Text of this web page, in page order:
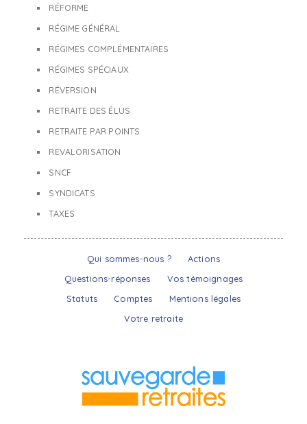
RÉFORME
RÉGIME GÉNÉRAL
RÉGIMES COMPLÉMENTAIRES
RÉGIMES SPÉCIAUX
RÉVERSION
RETRAITE DES ÉLUS
RETRAITE PAR POINTS
REVALORISATION
SNCF
SYNDICATS
TAXES
Qui sommes-nous ?
Actions
Questions-réponses
Vos témoignages
Statuts
Comptes
Mentions légales
Votre retraite